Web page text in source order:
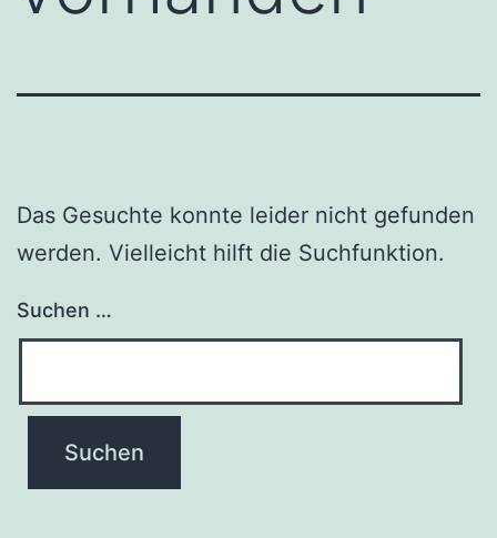
Das Gesuchte konnte leider nicht gefunden
werden. Vielleicht hilft die Suchfunktion.
Suchen …